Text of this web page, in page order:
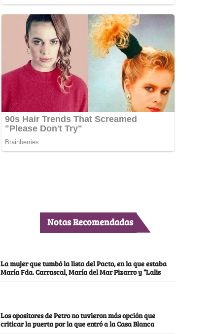
Notas Recomendadas
La mujer que tumbó la lista del Pacto, en la que estaba
María Fda. Carrascal, María del Mar Pizarro y “Lalis
Los opositores de Petro no tuvieron más opción que
criticar la puerta por la que entró a la Casa Blanca